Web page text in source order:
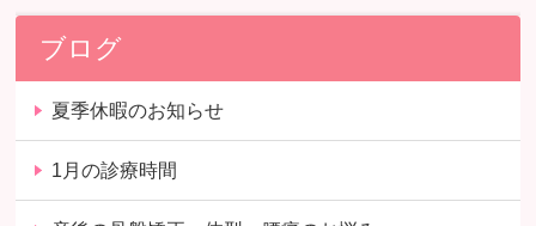
ブログ
夏季休暇のお知らせ
1月の診療時間